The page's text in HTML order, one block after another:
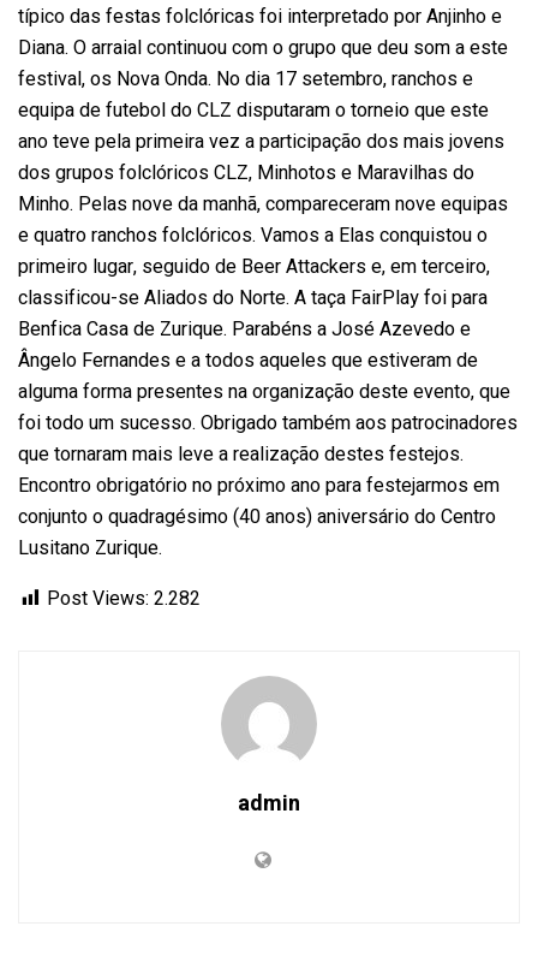
típico das festas folclóricas foi interpretado por Anjinho e
Diana. O arraial continuou com o grupo que deu som a este
festival, os Nova Onda. No dia 17 setembro, ranchos e
equipa de futebol do CLZ disputaram o torneio que este
ano teve pela primeira vez a participação dos mais jovens
dos grupos folclóricos CLZ, Minhotos e Maravilhas do
Minho. Pelas nove da manhã, compareceram nove equipas
e quatro ranchos folclóricos. Vamos a Elas conquistou o
primeiro lugar, seguido de Beer Attackers e, em terceiro,
classificou-se Aliados do Norte. A taça FairPlay foi para
Benfica Casa de Zurique. Parabéns a José Azevedo e
Ângelo Fernandes e a todos aqueles que estiveram de
alguma forma presentes na organização deste evento, que
foi todo um sucesso. Obrigado também aos patrocinadores
que tornaram mais leve a realização destes festejos.
Encontro obrigatório no próximo ano para festejarmos em
conjunto o quadragésimo (40 anos) aniversário do Centro
Lusitano Zurique.
Post Views: 2.282
admin